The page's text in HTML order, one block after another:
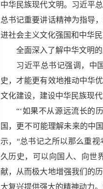
中华民族现代文明。习近平
总书记重要讲话精神为指导
进社会主义文化强国和中华民
全面深入了解中华文明
习近平总书记强调，中
史，才能更有效地推动中华
文化建设，建设中华民族现代
“‘如果不从源远流长的
国，更不可能理解未来的中
示，“总书记之所以那么重
久历史，可以向国人、向世
献，从而极大地增强我们的
大复兴提供强大的精神动力。